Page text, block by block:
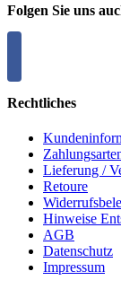
Folgen Sie uns
Rechtliches
Lieferung /
Retoure
Hinweise
AGB
Datenschutz
Impressum